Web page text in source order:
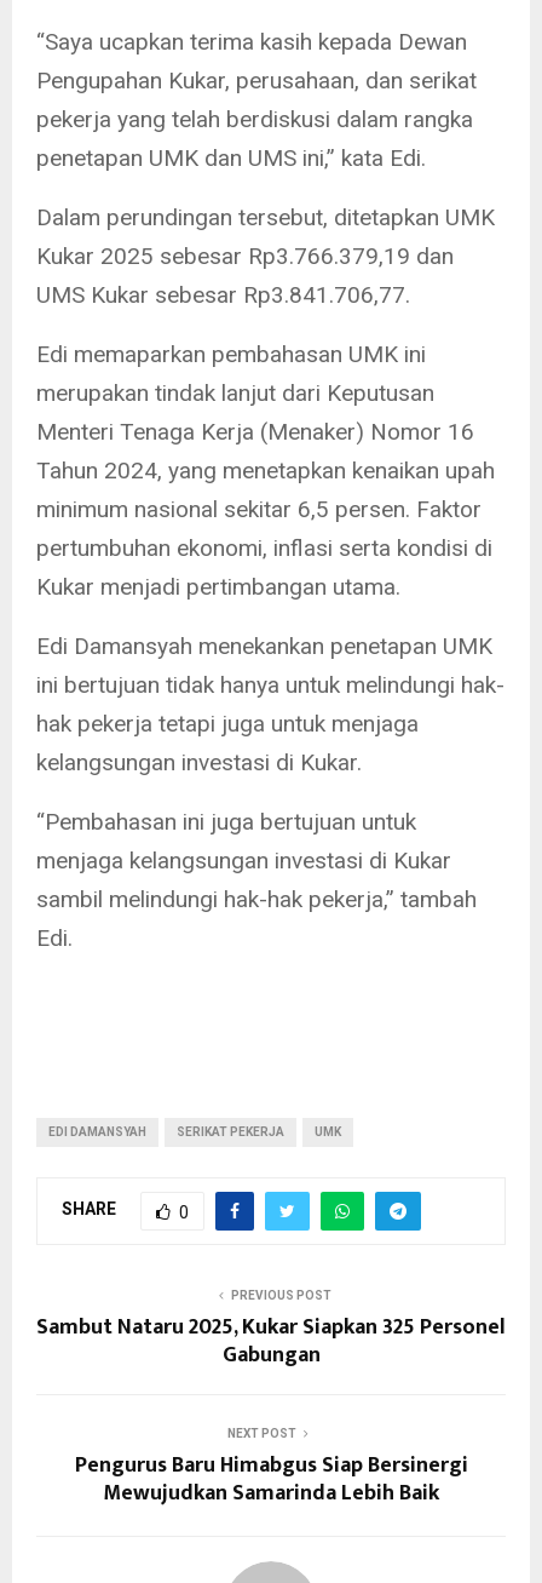
“Saya ucapkan terima kasih kepada Dewan
Pengupahan Kukar, perusahaan, dan serikat
pekerja yang telah berdiskusi dalam rangka
penetapan UMK dan UMS ini,” kata Edi.
Dalam perundingan tersebut, ditetapkan UMK
Kukar 2025 sebesar Rp3.766.379,19 dan
UMS Kukar sebesar Rp3.841.706,77.
Edi memaparkan pembahasan UMK ini
merupakan tindak lanjut dari Keputusan
Menteri Tenaga Kerja (Menaker) Nomor 16
Tahun 2024, yang menetapkan kenaikan upah
minimum nasional sekitar 6,5 persen. Faktor
pertumbuhan ekonomi, inflasi serta kondisi di
Kukar menjadi pertimbangan utama.
Edi Damansyah menekankan penetapan UMK
ini bertujuan tidak hanya untuk melindungi hak-
hak pekerja tetapi juga untuk menjaga
kelangsungan investasi di Kukar.
“Pembahasan ini juga bertujuan untuk
menjaga kelangsungan investasi di Kukar
sambil melindungi hak-hak pekerja,” tambah
Edi.
EDI DAMANSYAH SERIKAT PEKERJA UMK
SHARE 0
PREVIOUS POST
Sambut Nataru 2025, Kukar Siapkan 325 Personel
Gabungan
NEXT POST
Pengurus Baru Himabgus Siap Bersinergi
Mewujudkan Samarinda Lebih Baik